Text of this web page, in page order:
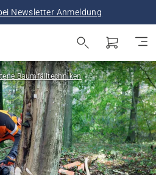
Newsletter Anmeldung
Baumfälltechniken